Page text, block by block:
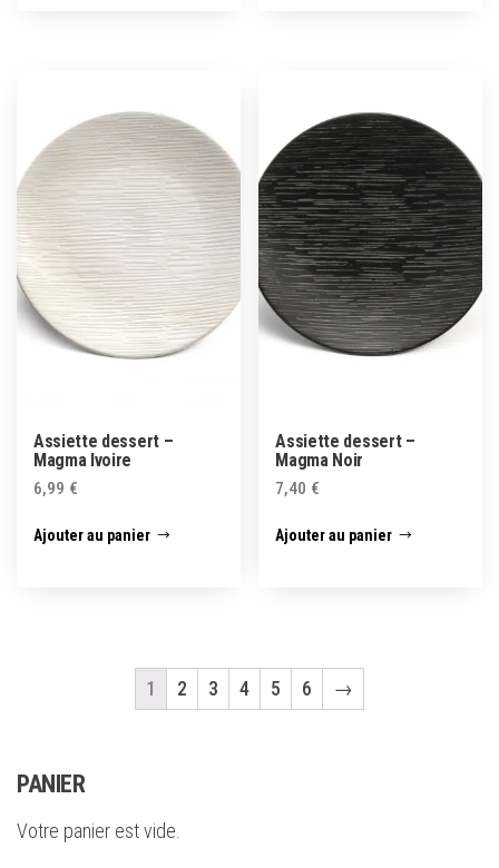
Assiette dessert –
Magma Ivoire
6,99 €
Ajouter au panier
Assiette dessert –
Magma Noir
7,40 €
Ajouter au panier
1 2 3 4 5 6 →
PANIER
Votre panier est vide.